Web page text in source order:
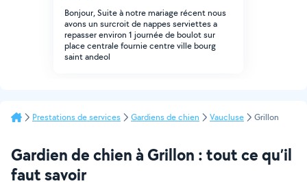
Bonjour, Suite à notre mariage récent nous
avons un surcroit de nappes serviettes a
repasser environ 1 journée de boulot sur
place centrale fournie centre ville bourg
saint andeol
Prestations de services Gardiens de chien Vaucluse Grillon
Gardien de chien à Grillon : tout ce qu’il
faut savoir